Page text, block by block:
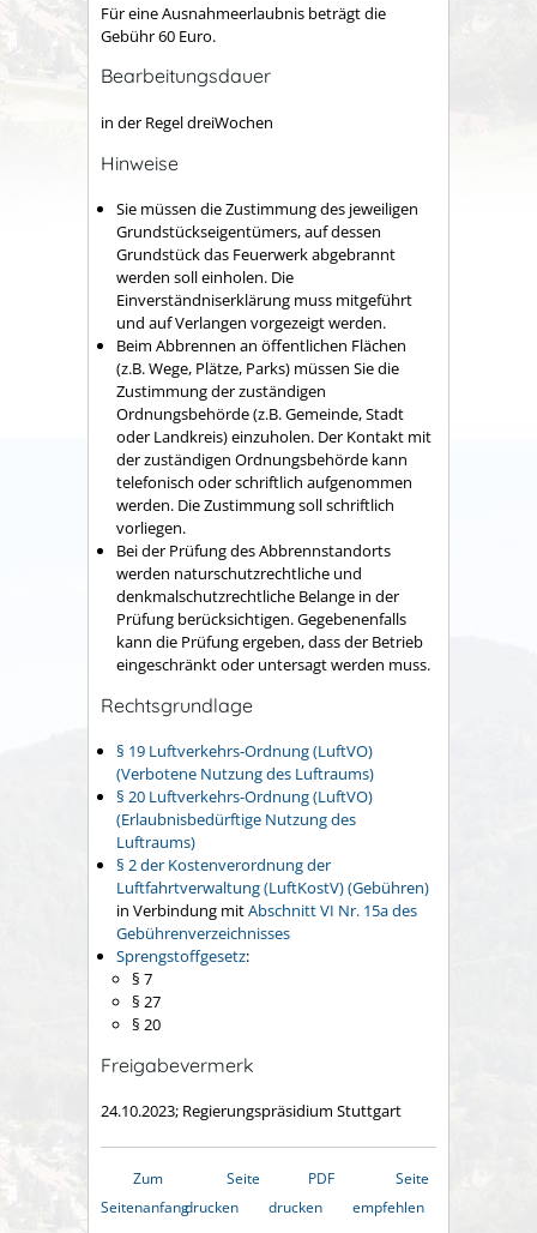
Für eine Ausnahmeerlaubnis beträgt die
Gebühr 60 Euro.
Bearbeitungsdauer
in der Regel dreiWochen
Hinweise
Sie müssen die Zustimmung des jeweiligen
Grundstückseigentümers, auf dessen
Grundstück das Feuerwerk abgebrannt
werden soll einholen. Die
Einverständniserklärung muss mitgeführt
und auf Verlangen vorgezeigt werden.
Beim Abbrennen an öffentlichen Flächen
(z.B. Wege, Plätze, Parks) müssen Sie die
Zustimmung der zuständigen
Ordnungsbehörde (z.B. Gemeinde, Stadt
oder Landkreis) einzuholen. Der Kontakt mit
der zuständigen Ordnungsbehörde kann
telefonisch oder schriftlich aufgenommen
werden. Die Zustimmung soll schriftlich
vorliegen.
Bei der Prüfung des Abbrennstandorts
werden naturschutzrechtliche und
denkmalschutzrechtliche Belange in der
Prüfung berücksichtigen. Gegebenenfalls
kann die Prüfung ergeben, dass der Betrieb
eingeschränkt oder untersagt werden muss.
Rechtsgrundlage
§ 19 Luftverkehrs-Ordnung (LuftVO)
(Verbotene Nutzung des Luftraums)
§ 20 Luftverkehrs-Ordnung (LuftVO)
(Erlaubnisbedürftige Nutzung des
Luftraums)
§ 2 der Kostenverordnung der
Luftfahrtverwaltung (LuftKostV) (Gebühren)
in Verbindung mitAbschnitt VI Nr. 15a des
Gebührenverzeichnisses
Sprengstoffgesetz:
§ 7
§ 27
§ 20
Freigabevermerk
24.10.2023; Regierungspräsidium Stuttgart
Zum
Seitenanfang
Seite
drucken
PDF
drucken
Seite
empfehlen